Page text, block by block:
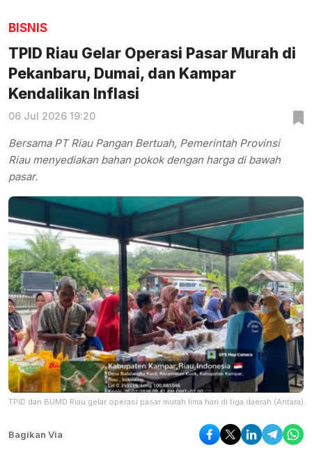
BISNIS
TPID Riau Gelar Operasi Pasar Murah di
Pekanbaru, Dumai, dan Kampar
Kendalikan Inflasi
06 Jul 2026 19:20
Bersama PT Riau Pangan Bertuah, Pemerintah Provinsi
Riau menyediakan bahan pokok dengan harga di bawah
pasar.
TPID dan BUMD Riau gelar operasi pasar murah lima hari di tiga daerah (Antara)
Bagikan Via